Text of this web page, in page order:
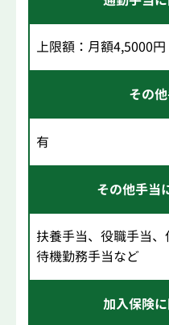
上限額：月額4,5000円
その
有
その他手当
扶養手当、役職手当、
待機勤務手当など
加入保険